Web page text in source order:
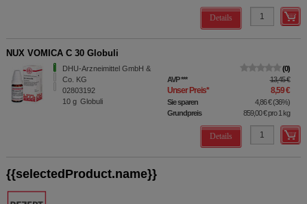
Details
NUX VOMICA C 30 Globuli
DHU-Arzneimittel GmbH &
Co. KG
02803192
10 g Globuli
0
AVP*** 13,45 €
Unser Preis* 8,59 €
Sie sparen 4,86 €(36%)
Grundpreis
859,00 €pro 1 kg
Details
{{selectedProduct.name}}